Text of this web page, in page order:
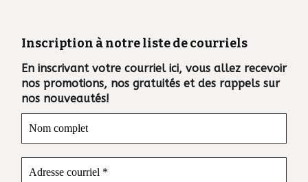
Inscription à notre liste de courriels
En inscrivant votre courriel ici, vous allez recevoir
nos promotions, nos gratuités et des rappels sur
nos nouveautés!